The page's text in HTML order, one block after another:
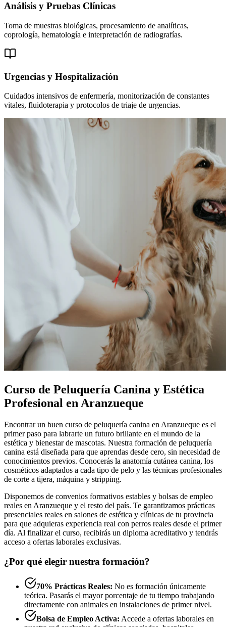
Análisis y Pruebas Clínicas
Toma de muestras biológicas, procesamiento de analíticas,
coprología, hematología e interpretación de radiografías.
Urgencias y Hospitalización
Cuidados intensivos de enfermería, monitorización de constantes
vitales, fluidoterapia y protocolos de triaje de urgencias.
Curso de Peluquería Canina y Estética
Profesional en Aranzueque
Encontrar un buen curso de peluquería canina en Aranzueque es el
primer paso para labrarte un futuro brillante en el mundo de la
estética y bienestar de mascotas. Nuestra formación de peluquería
canina está diseñada para que aprendas desde cero, sin necesidad de
conocimientos previos. Conocerás la anatomía cutánea canina, los
cosméticos adaptados a cada tipo de pelo y las técnicas profesionales
de corte a tijera, máquina y stripping.
Disponemos de convenios formativos estables y bolsas de empleo
reales en Aranzueque y el resto del país. Te garantizamos prácticas
presenciales reales en salones de estética y clínicas de tu provincia
para que adquieras experiencia real con perros reales desde el primer
día. Al finalizar el curso, recibirás un diploma acreditativo y tendrás
acceso a ofertas laborales exclusivas.
¿Por qué elegir nuestra formación?
70% Prácticas Reales: No es formación únicamente
teórica. Pasarás el mayor porcentaje de tu tiempo trabajando
directamente con animales en instalaciones de primer nivel.
Bolsa de Empleo Activa: Accede a ofertas laborales en